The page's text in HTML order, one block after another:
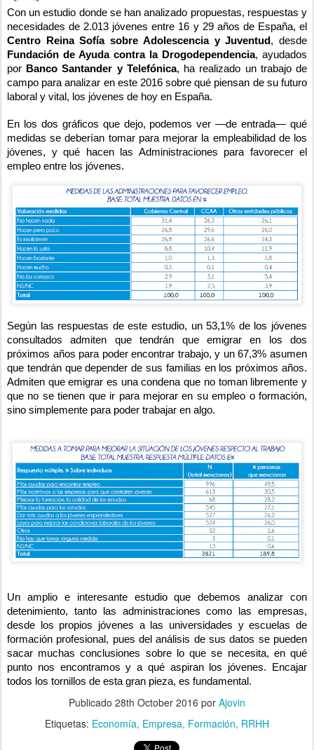
Con un estudio donde se han analizado propuestas, respuestas y
necesidades de 2.013 jóvenes entre 16 y 29 años de España, el
Centro Reina Sofía sobre Adolescencia y Juventud , desde
Fundación de Ayuda contra la Drogodependencia, ayudados
por Banco Santander y Telefónica, ha realizado un trabajo de
campo para analizar en este 2016 sobre qué piensan de su futuro
laboral y vital, los jóvenes de hoy en España.
En los dos gráficos que dejo, podemos ver —de entrada— qué
medidas se deberían tomar para mejorar la empleabilidad de los
jóvenes, y qué hacen las Administraciones para favorecer el
empleo entre los jóvenes.
Según las respuestas de este estudio, un 53,1% de los jóvenes
consultados admiten que tendrán que emigrar en los dos
próximos años para poder encontrar trabajo, y un 67,3% asumen
que tendrán que depender de sus familias en los próximos años.
Admiten que emigrar es una condena que no toman libremente y
que no se tienen que ir para mejorar en su empleo o formación,
sino simplemente para poder trabajar en algo.
Un amplio e interesante estudio que debemos analizar con
detenimiento, tanto las administraciones como las empresas,
desde los propios jóvenes a las universidades y escuelas de
formación profesional, pues del análisis de sus datos se pueden
sacar muchas conclusiones sobre lo que se necesita, en qué
punto nos encontramos y a qué aspiran los jóvenes. Encajar
todos los tornillos de esta gran pieza, es fundamental.
Publicado 28th October 2016 por Ajovin
Etiquetas: Economía Empresa Formación RRHH